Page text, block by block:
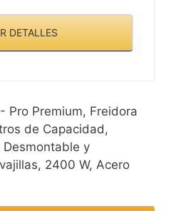
DETALLES
Pro Premium, Freidora
de Capacidad,
y
2400 W, Acero